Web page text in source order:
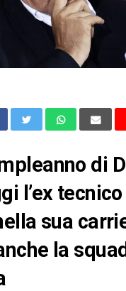
di
l’ex
sua
la